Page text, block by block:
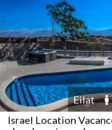
Eilat
Israel Location